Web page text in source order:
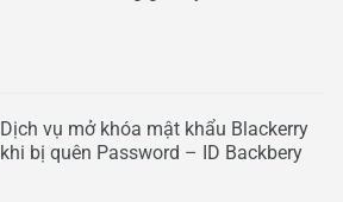
Dịch vụ mở khóa mật khẩu Blackerry
khi bị quên Password – ID Backbery